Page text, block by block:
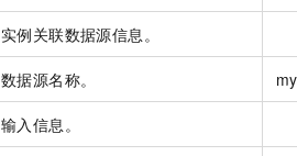
实例关联数据源信息。
数据源名称。
输入信息。